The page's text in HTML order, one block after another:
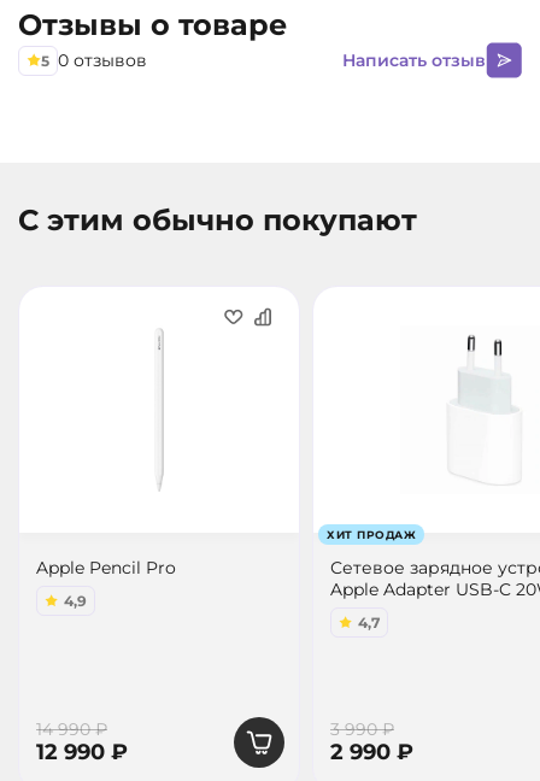
управлением одним касанием.
Отзывы о товаре
5 0 отзывов Написать отзыв
С этим обычно покупают
Apple Pencil Pro
4,9
14 990 ₽
12 990 ₽
ХИТ ПРОДАЖ
Сетевое зарядное
Apple Adapter USB-C
4,7
3 990 ₽
2 990 ₽